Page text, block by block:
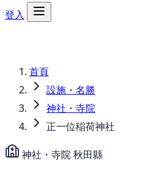
登入
首頁
設施・名勝
神社・寺院
正一位稲荷神社
神社・寺院秋田縣